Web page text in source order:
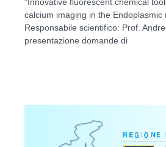
calcium imaging in the Endoplasmic
Responsabile scientifico: Prof.
presentazione domande di